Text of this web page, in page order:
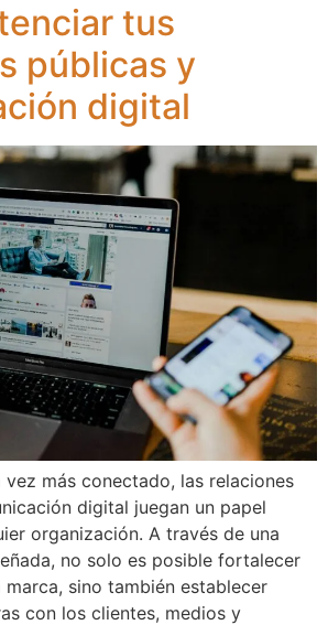
tus
públicas y
digital
vez más conectado, las relaciones
digital juegan un papel
organización. A través de una
no solo es posible fortalecer
sino también establecer
con los clientes, medios y